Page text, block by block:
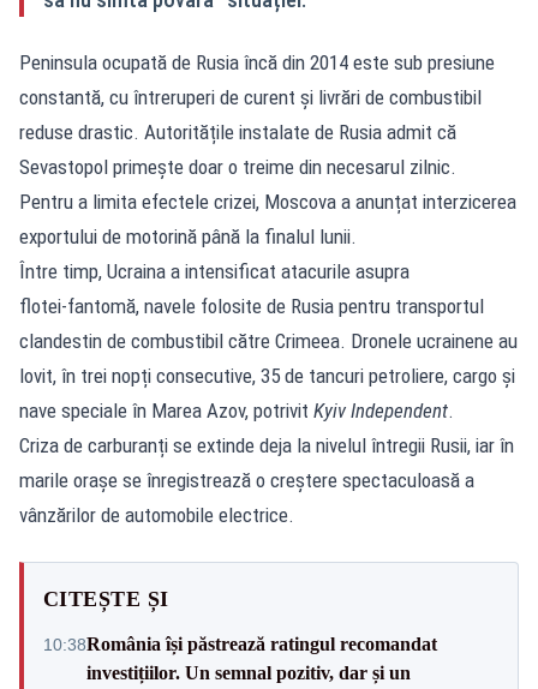
Peninsula ocupată de Rusia încă din 2014 este sub presiune
constantă, cu întreruperi de curent și livrări de combustibil
reduse drastic. Autoritățile instalate de Rusia admit că
Sevastopol primește doar o treime din necesarul zilnic.
Pentru a limita efectele crizei, Moscova a anunțat interzicerea
exportului de motorină până la finalul lunii.
Între timp, Ucraina a intensificat atacurile asupra
flotei‑fantomă, navele folosite de Rusia pentru transportul
clandestin de combustibil către Crimeea. Dronele ucrainene au
lovit, în trei nopți consecutive, 35 de tancuri petroliere, cargo și
nave speciale în Marea Azov, potrivit Kyiv Independent.
Criza de carburanți se extinde deja la nivelul întregii Rusii, iar în
marile orașe se înregistrează o creștere spectaculoasă a
vânzărilor de automobile electrice.
CITEȘTE ȘI
10:38România își păstrează ratingul recomandat
investițiilor. Un semnal pozitiv, dar și un